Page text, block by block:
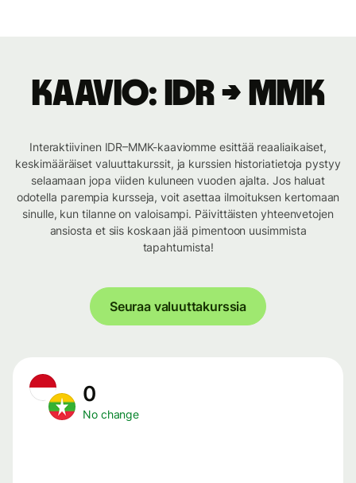
Kaavio: IDR → MMK
Interaktiivinen IDR–MMK-kaaviomme esittää reaaliaikaiset,
keskimääräiset valuuttakurssit, ja kurssien historiatietoja pystyy
selaamaan jopa viiden kuluneen vuoden ajalta. Jos haluat
odotella parempia kursseja, voit asettaa ilmoituksen kertomaan
sinulle, kun tilanne on valoisampi. Päivittäisten yhteenvetojen
ansiosta et siis koskaan jää pimentoon uusimmista
tapahtumista!
Seuraa valuuttakurssia
0
No change